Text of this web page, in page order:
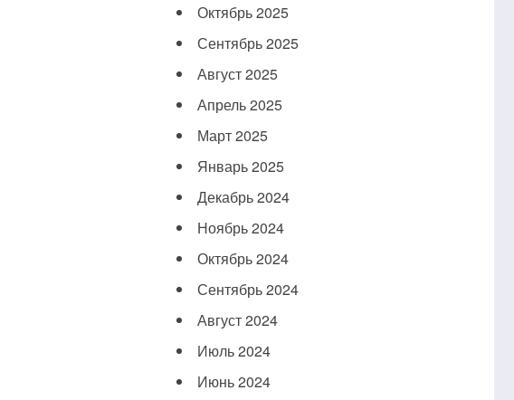
Октябрь 2025
Сентябрь 2025
Август 2025
Апрель 2025
Март 2025
Январь 2025
Декабрь 2024
Ноябрь 2024
Октябрь 2024
Сентябрь 2024
Август 2024
Июль 2024
Июнь 2024